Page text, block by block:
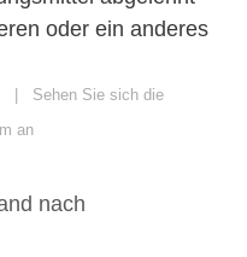
oder ein anderes
Sehen Sie sich die
an
nach